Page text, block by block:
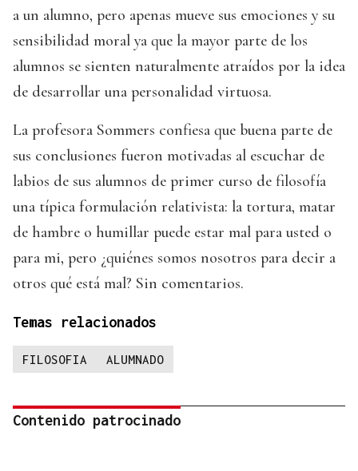
a un alumno, pero apenas mueve sus emociones y su
sensibilidad moral ya que la mayor parte de los
alumnos se sienten naturalmente atraídos por la idea
de desarrollar una personalidad virtuosa.
La profesora Sommers confiesa que buena parte de
sus conclusiones fueron motivadas al escuchar de
labios de sus alumnos de primer curso de filosofía
una típica formulación relativista: la tortura, matar
de hambre o humillar puede estar mal para usted o
para mi, pero ¿quiénes somos nosotros para decir a
otros qué está mal? Sin comentarios.
Temas relacionados
FILOSOFIA ALUMNADO
Contenido patrocinado